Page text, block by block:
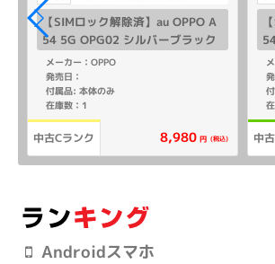
【SIMロック解除済】au OPPO A
54 5G OPG02 シルバーブラック
メーカー：OPPO
発売日：
付属品: 本体のみ
在庫数：1
中古Cランク 8,980 円 (税込) 中
Androidスマホ